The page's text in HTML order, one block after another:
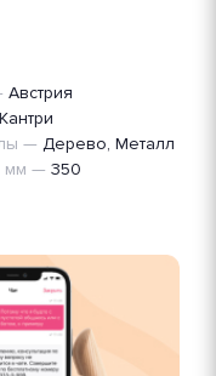
Австрия
Кантри
— Дерево, Металл
мм — 350